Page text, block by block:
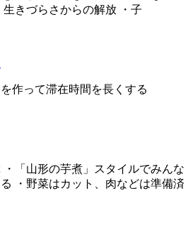
きづらさからの解放 ・子
作って滞在時間を長くする
・「山形の芋煮」スタイルでみんな
・野菜はカット、肉などは準備済